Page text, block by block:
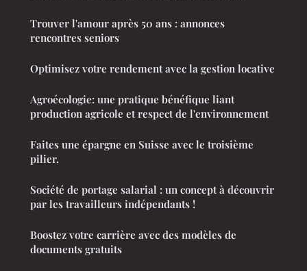
Trouver l'amour après 50 ans : annonces
rencontres seniors
Optimisez votre rendement avec la gestion locative
Agroécologie: une pratique bénéfique liant
production agricole et respect de l'environnement
Faites une épargne en Suisse avec le troisième
pilier.
Société de portage salarial : un concept à découvrir
par les travailleurs indépendants !
Boostez votre carrière avec des modèles de
documents gratuits